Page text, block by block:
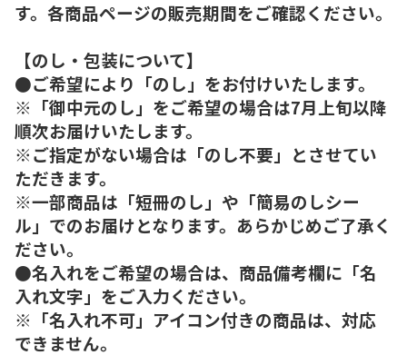
す。各商品ページの販売期間をご確認ください。
【のし・包装について】
●ご希望により「のし」をお付けいたします。
※「御中元のし」をご希望の場合は7月上旬以降
順次お届けいたします。
※ご指定がない場合は「のし不要」とさせてい
ただきます。
※一部商品は「短冊のし」や「簡易のしシー
ル」でのお届けとなります。あらかじめご了承く
ださい。
●名入れをご希望の場合は、商品備考欄に「名
入れ文字」をご入力ください。
※「名入れ不可」アイコン付きの商品は、対応
できません。